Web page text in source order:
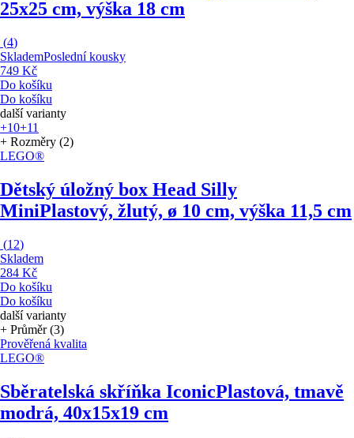
25x25 cm, výška 18 cm
(4)
SklademPoslední kousky
749 Kč
Do košíku
Do košíku
další varianty
+10+11
+ Rozměry (2)
LEGO®
Dětský úložný box Head Silly
MiniPlastový, žlutý, ø 10 cm, výška 11,5 cm
(12)
Skladem
284 Kč
Do košíku
Do košíku
další varianty
+ Průměr (3)
Prověřená kvalita
LEGO®
Sběratelská skříňka IconicPlastová, tmavě
modrá, 40x15x19 cm